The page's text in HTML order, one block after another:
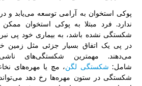
پوکی استخوان به آرامی توسعه می‌یابد و
ندارد. فرد مبتلا به پوکی استخوان
شکستگی نشده باشد، به بیماری خود پی
در پی یک اتفاق بسیار جزئی مثل زمین
می‌دهند. مهمترین شکستگی‌های
شامل: شکستگی لگن، مچ یا مهره‌های
شکستگی در ستون مهره‌ها رخ دهد